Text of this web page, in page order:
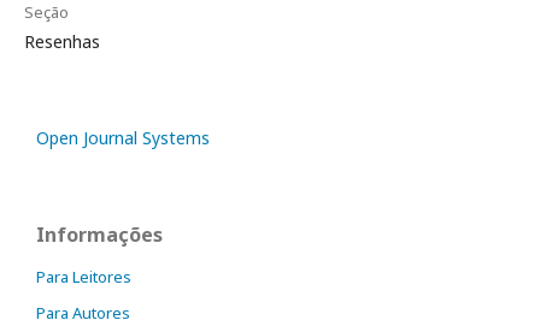
Seção
Resenhas
Open Journal Systems
Informações
Para Leitores
Para Autores